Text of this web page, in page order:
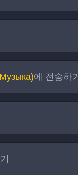
에 전송하기